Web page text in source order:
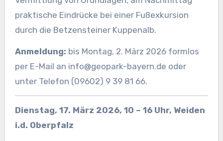
praktische Eindrücke bei einer Fußexkursion
durch die Betzensteiner Kuppenalb.
Anmeldung: bis Montag, 2. März 2026 formlos
per E-Mail an info@geopark-bayern.de oder
unter Telefon (09602) 9 39 81 66.
Dienstag, 17. März 2026, 10 – 16 Uhr, Weiden
i.d. Oberpfalz